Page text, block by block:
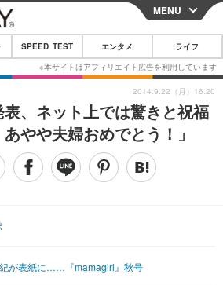
CLOSE
スマートフォン
ガジェット・ツール
その他
映画・ドラマ
ブログ
MENU
SPEED TEST エンタメ ライフ
、ネット上では驚きと祝福
やや夫婦おめでとう！」
が表紙に……『mamagirl』秋号
2014.9.22（月）16:20